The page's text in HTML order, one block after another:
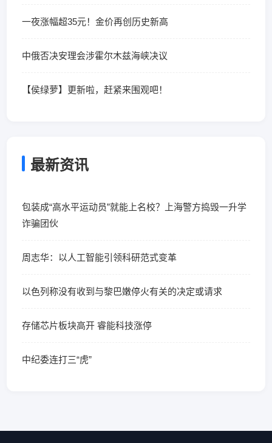
一夜涨幅超35元！金价再创历史新高
中俄否决安理会涉霍尔木兹海峡决议
【侯绿萝】更新啦，赶紧来围观吧！
最新资讯
包装成“高水平运动员”就能上名校？上海警方捣毁一升学
诈骗团伙
周志华：以人工智能引领科研范式变革
以色列称没有收到与黎巴嫩停火有关的决定或请求
存储芯片板块高开 睿能科技涨停
中纪委连打三“虎”